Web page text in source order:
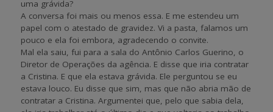
uma grávida?
A conversa foi mais ou menos essa. E me estendeu um
papel com o atestado de gravidez. Vi a pasta, falamos um
pouco e ela foi embora, agradecendo o convite.
Mal ela saiu, fui para a sala do Antônio Carlos Guerino, o
Diretor de Operações da agência. E disse que iria contratar
a Cristina. E que ela estava grávida. Ele perguntou se eu
estava louco. Eu disse que sim, mas que não abria mão de
contratar a Cristina. Argumentei que, pelo que sabia dela,